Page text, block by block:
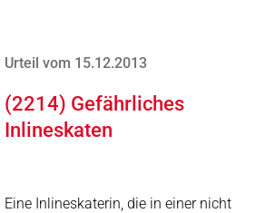
Urteil vom 15.12.2013
(2214) Gefährliches
Inlineskaten
Eine Inlineskaterin, die in einer nicht